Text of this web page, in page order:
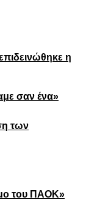
η
σαν ένα»
των
του ΠΑΟΚ»